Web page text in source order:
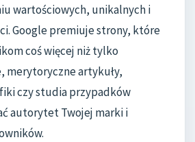
wartościowych, unikalnych i
Google premiuje strony, które
coś więcej niż tylko
merytoryczne artykuły,
czy studia przypadków
autorytet Twojej marki i